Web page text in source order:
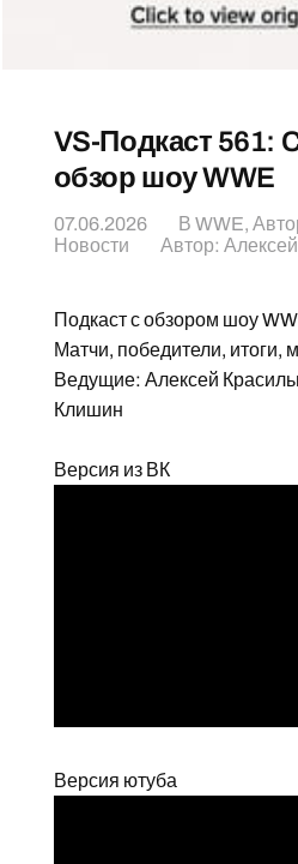
VS-Подкаст 561:
обзор шоу WWE
07.06.2026 В WWE,
Новости
Автор:
Подкаст с обзором шоу
Матчи, победители, итоги,
Ведущие: Алексей
Клишин
Версия из ВК
Версия ютуба